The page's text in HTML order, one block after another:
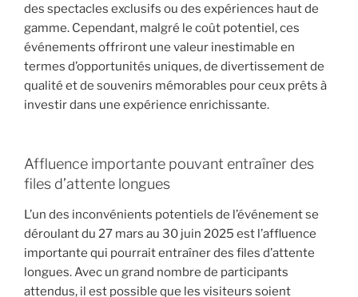
des spectacles exclusifs ou des expériences haut de
gamme. Cependant, malgré le coût potentiel, ces
événements offriront une valeur inestimable en
termes d’opportunités uniques, de divertissement de
qualité et de souvenirs mémorables pour ceux prêts à
investir dans une expérience enrichissante.
Affluence importante pouvant entraîner des
files d’attente longues
L’un des inconvénients potentiels de l’événement se
déroulant du 27 mars au 30 juin 2025 est l’affluence
importante qui pourrait entraîner des files d’attente
longues. Avec un grand nombre de participants
attendus, il est possible que les visiteurs soient